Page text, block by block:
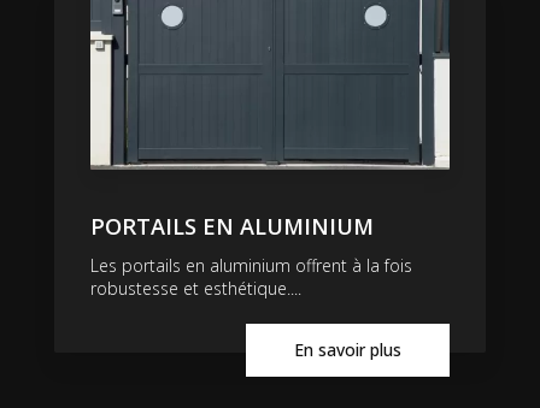
PORTAILS EN ALUMINIUM
Les portails en aluminium offrent à la fois
robustesse et esthétique....
En savoir plus